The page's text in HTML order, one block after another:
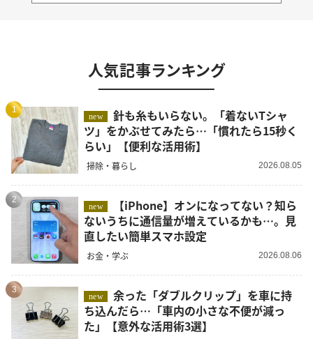
人気記事ランキング
1
new
針も糸もいらない。「着ないTシャ
ツ」をかぶせてみたら…「慣れたら15秒く
らい」【便利な活用術】
掃除・暮らし 2026.08.05
2
new
ないうちに通信量が増えているかも…。見
直したい簡単スマホ設定
お金・学ぶ 2026.08.06
3
new
余った「ダブルクリップ」を車に持
ち込んだら…「車内の小さな不便が減っ
た」【意外な活用術3選】